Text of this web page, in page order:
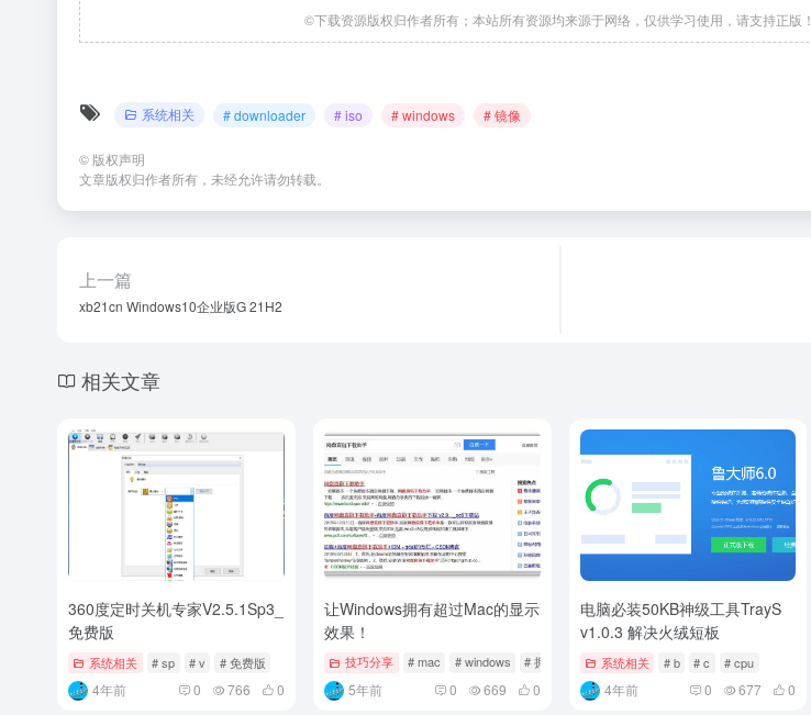
©下载资源版权归作者所有；本站所有资源均来源于网络，仅供学习使用，请支持正版！
系统相关 # downloader # iso # windows # 镜像
© 版权声明
文章版权归作者所有，未经允许请勿转载。
上一篇
xb21cn Windows10企业版G 21H2
相关文章
360度定时关机专家V2.5.1Sp3_
免费版
系统相关 # sp # v # 免费版
4年前 0 766 0
让Windows拥有超过Mac的显示
效果！
技巧分享 # mac # windows # 拥有
5年前 0 669 0
电脑必装50KB神级工具TrayS
v1.0.3 解决火绒短板
系统相关 # b # c # cpu
4年前 0 677 0